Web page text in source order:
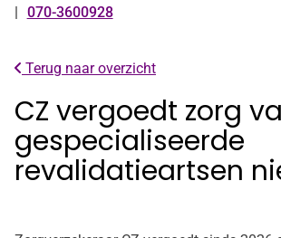
Tel:
070-3600928
Terug naar overzicht
CZ vergoedt zorg
gespecialiseerde
revalidatieartsen